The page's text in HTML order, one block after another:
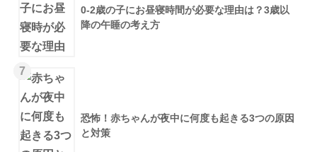
0-2歳の子にお昼寝時間が必要な理由は？3歳以
降の午睡の考え方
7
恐怖！赤ちゃんが夜中に何度も起きる3つの原因
と対策